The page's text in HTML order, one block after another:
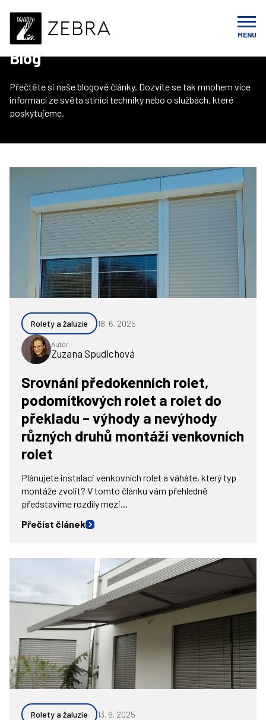
MENU
Úvod
Blog
Přečtěte si naše blogové články. Dozvíte se tak mnohem více
informací ze světa stínící techniky nebo o službách, které
poskytujeme.
Rolety a žaluzie 18. 6. 2025
Autor
Zuzana Spudichová
Srovnání předokenních rolet,
podomítkových rolet a rolet do
překladu – výhody a nevýhody
různých druhů montáží venkovních
rolet
Plánujete instalaci venkovních rolet a váháte, který typ
montáže zvolit? V tomto článku vám přehledně
představíme rozdíly mezi…
Přečíst článek
Rolety a žaluzie 13. 6. 2025